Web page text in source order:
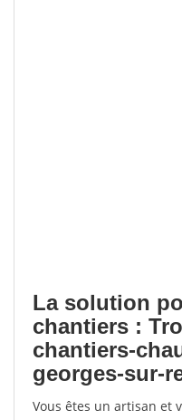
La solution
chantiers :
chantiers-
georges-sur-
Vous êtes un artisan et